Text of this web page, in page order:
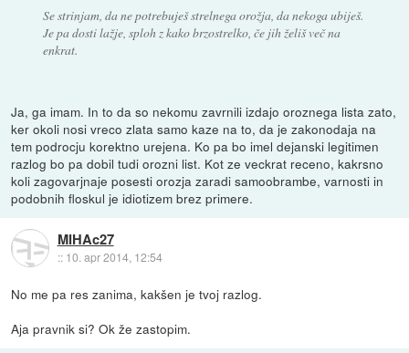
Se strinjam, da ne potrebuješ strelnega orožja, da nekoga ubiješ.
Je pa dosti lažje, sploh z kako brzostrelko, če jih želiš več na
enkrat.
Ja, ga imam. In to da so nekomu zavrnili izdajo oroznega lista zato,
ker okoli nosi vreco zlata samo kaze na to, da je zakonodaja na
tem podrocju korektno urejena. Ko pa bo imel dejanski legitimen
razlog bo pa dobil tudi orozni list. Kot ze veckrat receno, kakrsno
koli zagovarjnaje posesti orozja zaradi samoobrambe, varnosti in
podobnih floskul je idiotizem brez primere.
MIHAc27
:: 10. apr 2014, 12:54
No me pa res zanima, kakšen je tvoj razlog.
Aja pravnik si? Ok že zastopim.